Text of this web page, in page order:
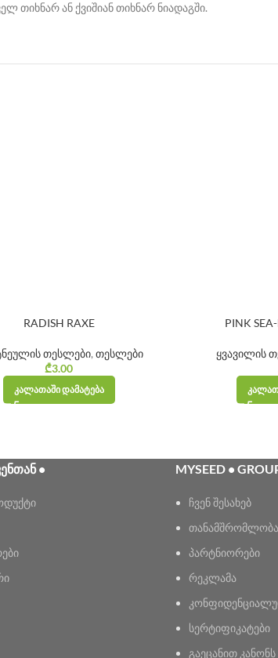
თიხნარ ან ქვიშიან თიხნარ ნიადაგში.
RADISH RAXE
თესლები, თესლები
₾3.00
ᲙᲐᲚᲐᲗᲐᲨᲘ ᲓᲐᲛᲐᲢᲔᲑᲐ
PINK
ყვავილის
• MYSEED •
ჩვენ შესახებ
თანამშრომლობა
პარტნიორები
რეკლამა
სერტიფიკატები
გაეცანით კანონს